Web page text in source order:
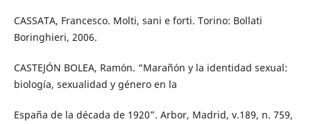
CASSATA, Francesco. Molti, sani e forti. Torino: Bollati
Boringhieri, 2006.
CASTEJÓN BOLEA, Ramón. “Marañón y la identidad sexual:
biología, sexualidad y género en la
España de la década de 1920”. Arbor, Madrid, v.189, n. 759,